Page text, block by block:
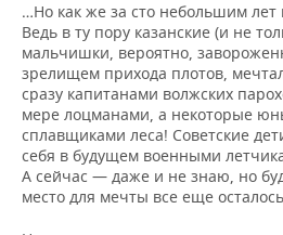
…Но как же за сто небольшим
Ведь в ту пору казанские (и не
мальчишки, вероятно,
зрелищем прихода плотов,
сразу капитанами волжских
мере лоцманами, а некоторые
сплавщиками леса! Советские
себя в будущем военными
А сейчас — даже и не знаю, но
место для мечты все еще